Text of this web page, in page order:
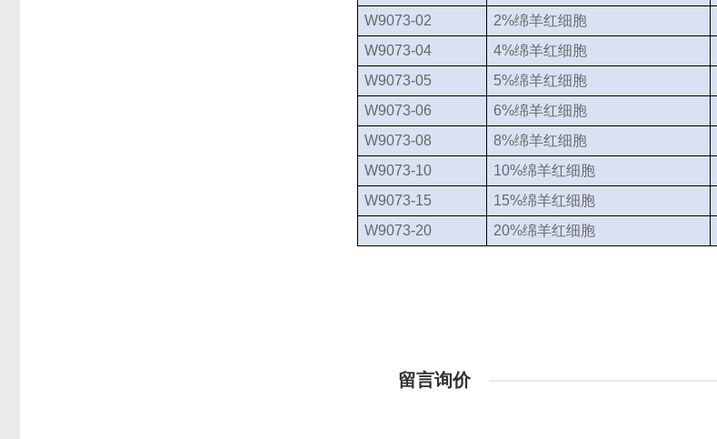
W9073-02
2%绵羊红细胞
W9073-04
4%绵羊红细胞
W9073-05
5%绵羊红细胞
W9073-06
6%绵羊红细胞
W9073-08
8%绵羊红细胞
W9073-10
10%绵羊红细胞
W9073-15
15%绵羊红细胞
W9073-20
20%绵羊红细胞
留言询价